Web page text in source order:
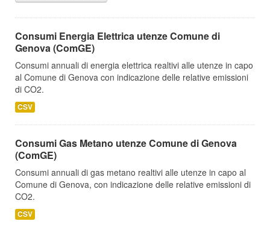
Consumi Energia Elettrica utenze Comune di
Genova (ComGE)
Consumi annuali di energia elettrica realtivi alle utenze in capo
al Comune di Genova con indicazione delle relative emissioni
di CO2.
CSV
Consumi Gas Metano utenze Comune di Genova
(ComGE)
Consumi annuali di gas metano realtivi alle utenze in capo al
Comune di Genova, con indicazione delle relative emissioni di
CO2.
CSV